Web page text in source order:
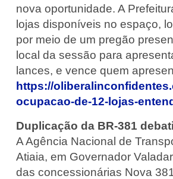
nova oportunidade. A
lojas disponíveis no espaço,
por meio de um pregão
local da sessão para
lances, e vence quem
https://
ocupacao-de-12-lojas-
Duplicação da BR-381
A Agência Nacional de
Atiaia, em Governador
das concessionárias Nova